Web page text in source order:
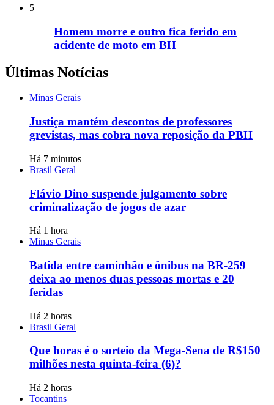
5
Homem morre e outro fica ferido em
acidente de moto em BH
Últimas Notícias
Minas Gerais
Justiça mantém descontos de professores
grevistas, mas cobra nova reposição da PBH
Há 7 minutos
Brasil Geral
Flávio Dino suspende julgamento sobre
criminalização de jogos de azar
Há 1 hora
Minas Gerais
Batida entre caminhão e ônibus na BR-259
deixa ao menos duas pessoas mortas e 20
feridas
Há 2 horas
Brasil Geral
Que horas é o sorteio da Mega-Sena de R$150
milhões nesta quinta-feira (6)?
Há 2 horas
Tocantins